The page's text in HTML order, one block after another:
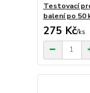
Testovací
balení po 50
275 Kč/ks